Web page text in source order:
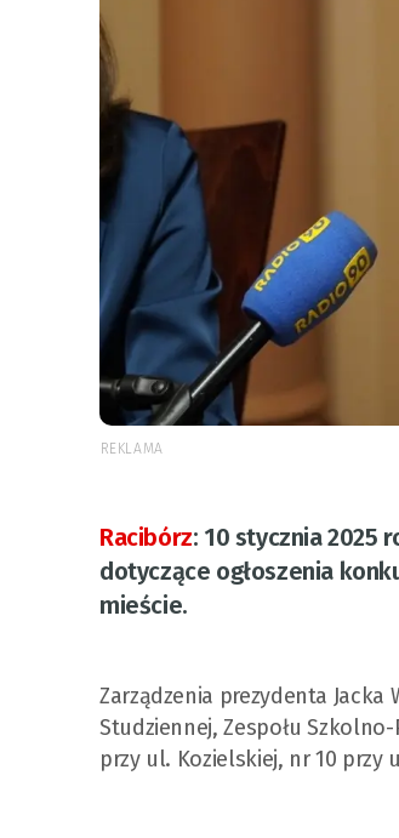
REKLAMA
Racibórz: 10 stycznia 2025
dotyczące ogłoszenia
mieście.
Zarządzenia prezydenta
Studziennej, Zespołu
przy ul. Kozielskiej, nr 10 przy